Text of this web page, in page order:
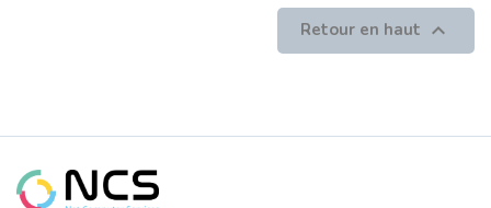
Retour en haut 